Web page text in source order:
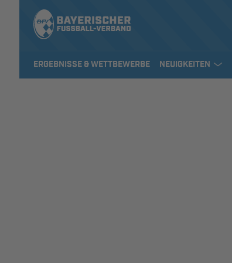
ERGEBNISSE & WETTBEWERBE NEUIGKEITEN